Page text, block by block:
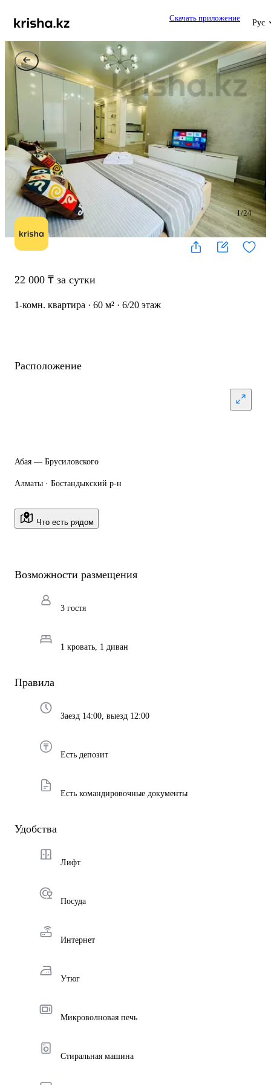
Скачать приложение
Рус
1/24
22 000 ₸ за сутки
1-комн. квартира · 60 м² · 6/20 этаж
Расположение
Абая — Брусиловского
Алматы · Бостандыкский р-н
Что есть рядом
Возможности размещения
3 гостя
1 кровать, 1 диван
Правила
Заезд 14:00, выезд 12:00
Есть депозит
Есть командировочные документы
Удобства
Лифт
Посуда
Интернет
Утюг
Микроволновая печь
Стиральная машина